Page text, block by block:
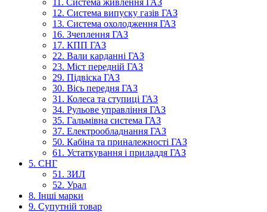
11. Система живлення ГАЗ
12. Система випуску газів ГАЗ
13. Система охолодження ГАЗ
16. Зчеплення ГАЗ
17. КПП ГАЗ
22. Вали карданні ГАЗ
23. Міст передній ГАЗ
29. Підвіска ГАЗ
30. Вісь передня ГАЗ
31. Колеса та ступиці ГАЗ
34. Рульове управління ГАЗ
35. Гальмівна система ГАЗ
37. Електрообладнання ГАЗ
50. Кабіна та приналежності ГАЗ
61. Устаткування і приладдя ГАЗ
5. СНГ
51. ЗИЛ
52. Урал
8. Інші марки
9. Супутній товар